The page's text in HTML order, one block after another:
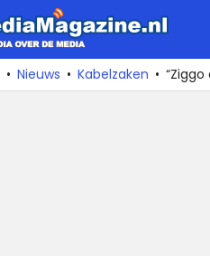
Nieuws Kabelzaken